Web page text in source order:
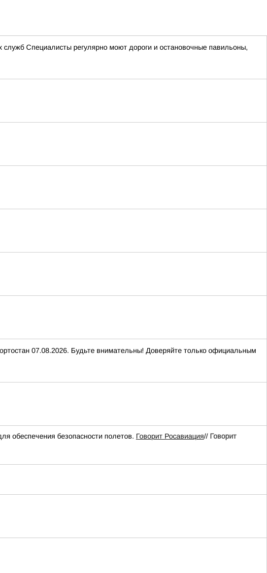
служб Специалисты регулярно моют дороги и остановочные павильоны,
07.08.2026. Будьте внимательны! Доверяйте только официальным
обеспечения безопасности полетов. Говорит Росавиация// Говорит